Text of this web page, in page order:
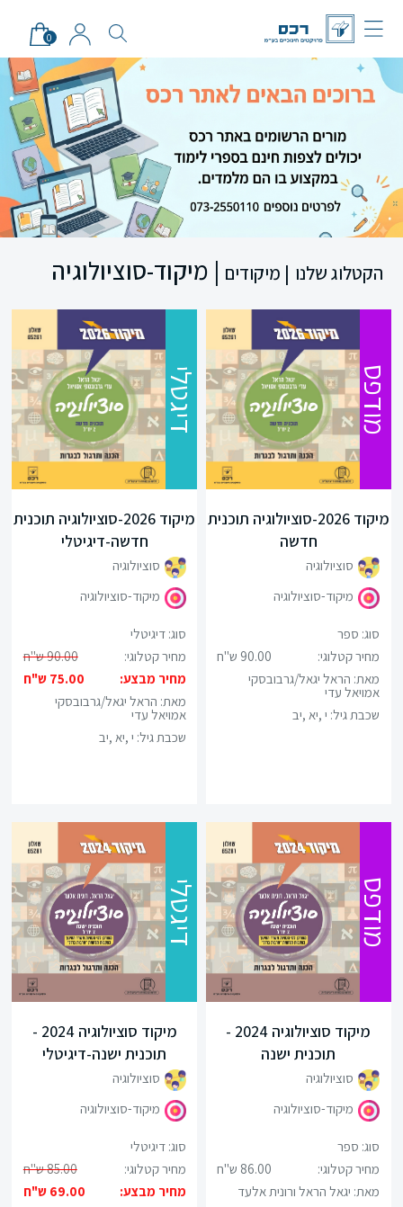
0
סגור
הקטלוג שלנו | מיקודים | מיקוד-סוציולוגיה
מודפס
מיקוד 2026-סוציולוגיה תוכנית
חדשה
סוציולוגיה
מיקוד-סוציולוגיה
סוג: ספר
מחיר קטלוגי:
90.00 ש"ח
מאת: הראל יגאל/גרבובסקי
אמויאל עדי
שכבת גיל: י ,יא ,יב
דיגטלי
מיקוד 2026-סוציולוגיה תוכנית
חדשה-דיגיטלי
סוציולוגיה
מיקוד-סוציולוגיה
סוג: דיגיטלי
מחיר קטלוגי:
90.00 ש"ח
מחיר מבצע:
75.00 ש"ח
מאת: הראל יגאל/גרבובסקי
אמויאל עדי
שכבת גיל: י ,יא ,יב
מודפס
מיקוד סוציולוגיה 2024 -
תוכנית ישנה
סוציולוגיה
מיקוד-סוציולוגיה
סוג: ספר
מחיר קטלוגי:
86.00 ש"ח
מאת: יגאל הראל ורונית אלעד
דיגטלי
מיקוד סוציולוגיה 2024 -
תוכנית ישנה-דיגיטלי
סוציולוגיה
מיקוד-סוציולוגיה
סוג: דיגיטלי
מחיר קטלוגי:
85.00 ש"ח
מחיר מבצע:
69.00 ש"ח